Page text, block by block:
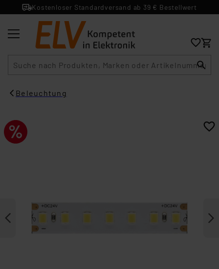
Kostenloser Standardversand ab 39 € Bestellwert
Beleuchtung​